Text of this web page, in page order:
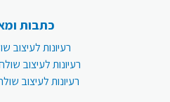
כתבות
רעיונות לעיצוב
רעיונות לעיצוב
רעיונות לעיצוב